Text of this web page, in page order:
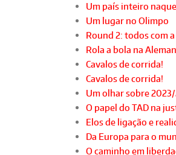
Um país inteiro
Um lugar no Olimpo
Round 2: todos com a
Rola a bola na
Cavalos de corrida!
Cavalos de corrida!
Um olhar sobre
O papel do TAD na
Elos de ligação e
Da Europa para o
O caminho em